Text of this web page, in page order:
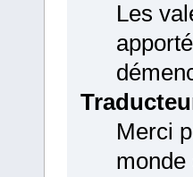
Les
Merci
monde